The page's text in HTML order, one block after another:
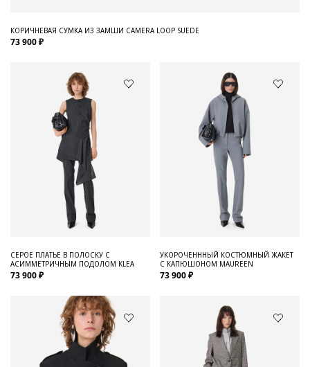
КОРИЧНЕВАЯ СУМКА ИЗ ЗАМШИ CAMERA LOOP SUEDE
73 900 ₽
СЕРОЕ ПЛАТЬЕ В ПОЛОСКУ С
АСИММЕТРИЧНЫМ ПОДОЛОМ KLEA
73 900 ₽
УКОРОЧЕНННЫЙ КОСТЮМНЫЙ ЖАКЕТ
С КАПЮШОНОМ MAUREEN
73 900 ₽